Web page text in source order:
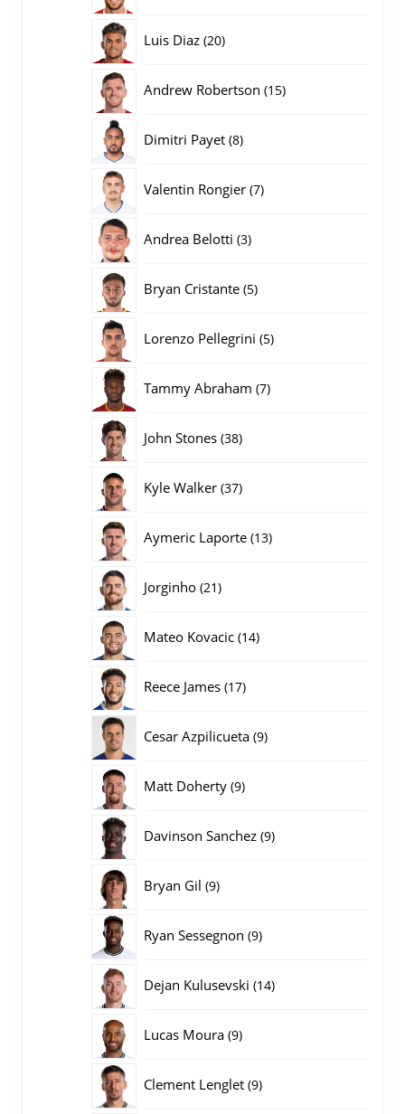
Luis Diaz 2020
Andrew Robertson 1515
Dimitri Payet 88
Valentin Rongier 77
Andrea Belotti 33
Bryan Cristante 55
Lorenzo Pellegrini 55
Tammy Abraham 77
John Stones 3838
Kyle Walker 3737
Aymeric Laporte 1313
Jorginho 2121
Mateo Kovacic 1414
Reece James 1717
Cesar Azpilicueta 99
Matt Doherty 99
Davinson Sanchez 99
Bryan Gil 99
Ryan Sessegnon 99
Dejan Kulusevski 1414
Lucas Moura 99
Clement Lenglet 99